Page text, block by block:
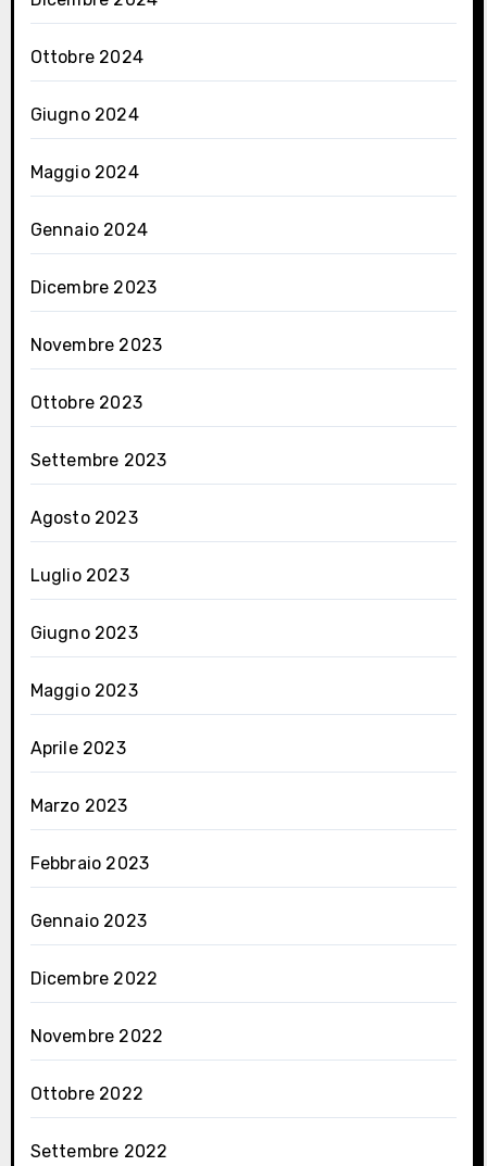
Ottobre 2024
Giugno 2024
Maggio 2024
Gennaio 2024
Dicembre 2023
Novembre 2023
Ottobre 2023
Settembre 2023
Agosto 2023
Luglio 2023
Giugno 2023
Maggio 2023
Aprile 2023
Marzo 2023
Febbraio 2023
Gennaio 2023
Dicembre 2022
Novembre 2022
Ottobre 2022
Settembre 2022